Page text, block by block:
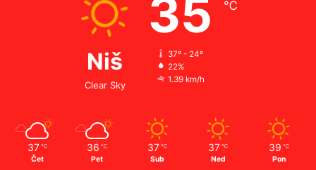
Niš
Clear Sky
35 ℃
37º - 24º
22%
1.39 km/h
37 ℃
Čet
36 ℃
Pet
37 ℃
Sub
37 ℃
Ned
39 ℃
Pon